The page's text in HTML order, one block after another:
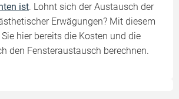
ist. Lohnt sich der Austausch der
Erwägungen? Mit diesem
hier bereits die Kosten und die
den Fensteraustausch berechnen.